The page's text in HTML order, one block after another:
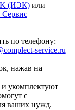
(ИЭК)или
Сервис
по телефону:
service.ru
нажав на
укомплектуют
с
ваших нужд.